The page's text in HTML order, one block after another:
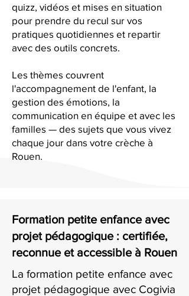
quizz, vidéos et mises en situation
pour prendre du recul sur vos
pratiques quotidiennes et repartir
avec des outils concrets.
Les thèmes couvrent
l'accompagnement de l'enfant, la
gestion des émotions, la
communication en équipe et avec les
familles — des sujets que vous vivez
chaque jour dans votre crèche à
Rouen.
Formation petite enfance avec
projet pédagogique : certifiée,
reconnue et accessible à Rouen
La formation petite enfance avec
projet pédagogique avec Cogivia